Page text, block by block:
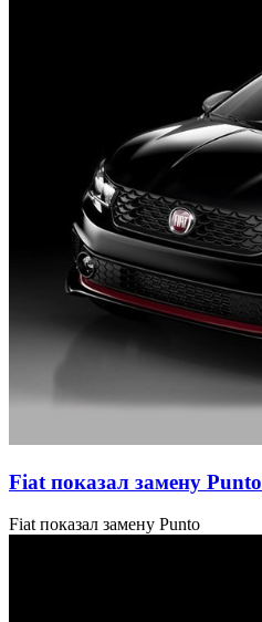
Fiat показал замену Punto
Fiat показал замену Punto